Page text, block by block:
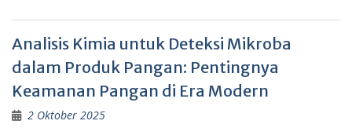
Analisis Kimia untuk Deteksi Mikroba
dalam Produk Pangan: Pentingnya
Keamanan Pangan di Era Modern
2 Oktober 2025